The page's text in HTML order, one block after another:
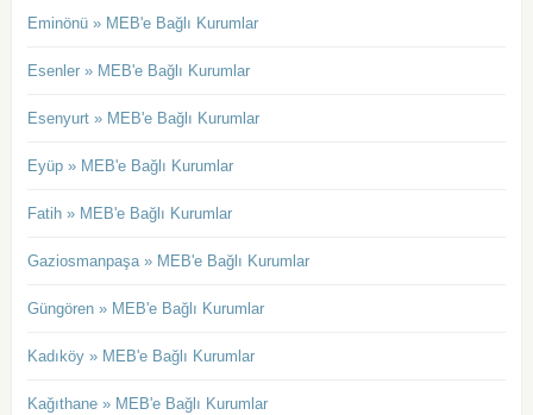
Eminönü » MEB'e Bağlı Kurumlar
Esenler » MEB'e Bağlı Kurumlar
Esenyurt » MEB'e Bağlı Kurumlar
Eyüp » MEB'e Bağlı Kurumlar
Fatih » MEB'e Bağlı Kurumlar
Gaziosmanpaşa » MEB'e Bağlı Kurumlar
Güngören » MEB'e Bağlı Kurumlar
Kadıköy » MEB'e Bağlı Kurumlar
Kağıthane » MEB'e Bağlı Kurumlar